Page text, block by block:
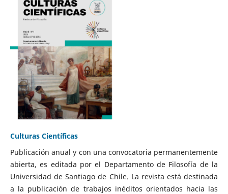
Culturas Científicas
Publicación anual y con una convocatoria permanentemente
abierta, es editada por el Departamento de Filosofía de la
Universidad de Santiago de Chile. La revista está destinada
a la publicación de trabajos inéditos orientados hacia las